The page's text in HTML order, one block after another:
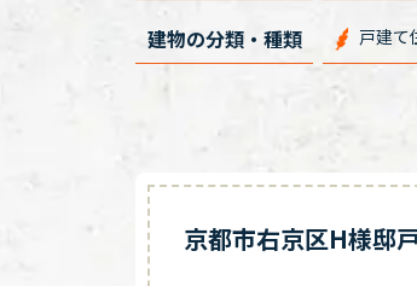
建物の分類・種類 戸建て
京都市右京区H様邸